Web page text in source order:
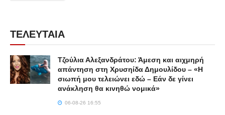
ΤΕΛΕΥΤΑΙΑ
Τζούλια Αλεξανδράτου: Άμεση και αιχμηρή
απάντηση στη Χρυσηίδα Δημουλίδου – «Η
σιωπή μου τελειώνει εδώ – Εάν δε γίνει
ανάκληση θα κινηθώ νομικά»
06-08-26 16:55